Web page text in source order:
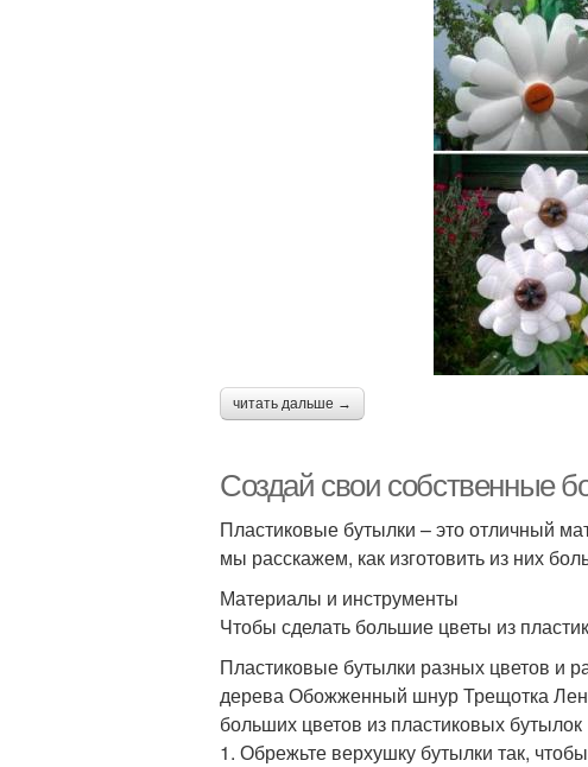
читать дальше →
Создай свои собственные
Пластиковые бутылки – это отличный
мы расскажем, как изготовить из них
Материалы и инструменты
Чтобы сделать большие цветы из
Пластиковые бутылки разных цветов и
дерева Обожженный шнур Трещотка
больших цветов из пластиковых бутылок
1. Обрежьте верхушку бутылки так,